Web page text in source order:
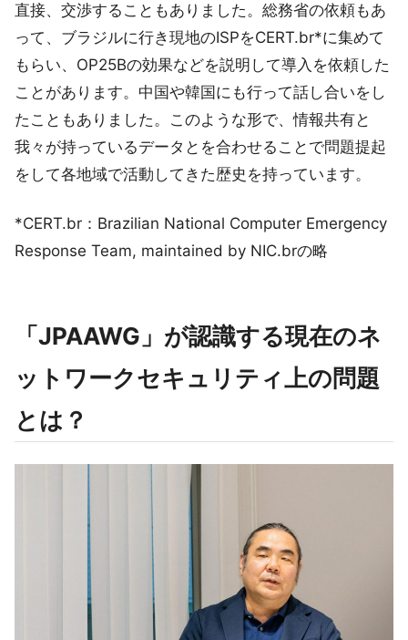
直接、交渉することもありました。総務省の依頼もあ
って、ブラジルに行き現地のISPをCERT.br*に集めて
もらい、OP25Bの効果などを説明して導入を依頼した
ことがあります。中国や韓国にも行って話し合いをし
たこともありました。このような形で、情報共有と
我々が持っているデータとを合わせることで問題提起
をして各地域で活動してきた歴史を持っています。
*CERT.br：Brazilian National Computer Emergency
Response Team, maintained by NIC.brの略
「JPAAWG」が認識する現在のネ
ットワークセキュリティ上の問題
とは？